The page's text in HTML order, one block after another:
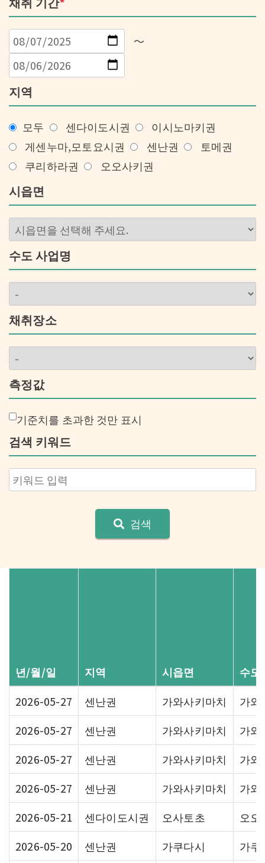
～
지역
모두 센다이도시권
이시노마키권
게센누마,모토요시권
센난권
토메권
쿠리하라권
오오사키권
시읍면
수도 사업명
채취장소
측정값
기준치를 초과한 것만 표시
검색 키워드
검색
년/월/일 지역 시읍면
수도
2026-05-27
센난권 가와사키마치
가와
2026-05-27
센난권 가와사키마치
가와
2026-05-27
센난권 가와사키마치
가와
2026-05-27
센난권 가와사키마치
가와
2026-05-21
센다이도시권 오사토초
오
2026-05-20
센난권 가쿠다시
가쿠